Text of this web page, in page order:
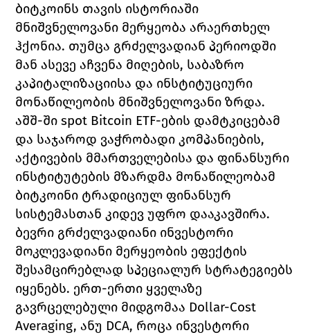
ბიტკოინს თავის ისტორიაში
მნიშვნელოვანი მერყეობა არაერთხელ
ჰქონია. თუმცა გრძელვადიან პერიოდში
მან ასევე აჩვენა მიღების, საბაზრო
კაპიტალიზაციისა და ინსტიტუციური
მონაწილეობის მნიშვნელოვანი ზრდა.
აშშ-ში spot Bitcoin ETF-ების დამტკიცებამ
და საჯაროდ ვაჭრობადი კომპანიების,
აქტივების მმართველებისა და ფინანსური
ინსტიტუტების მზარდმა მონაწილეობამ
ბიტკოინი ტრადიციულ ფინანსურ
სისტემასთან კიდევ უფრო დააკავშირა.
ბევრი გრძელვადიანი ინვესტორი
მოკლევადიანი მერყეობის ეფექტის
შესამცირებლად სპეციალურ სტრატეგიებს
იყენებს. ერთ-ერთი ყველაზე
გავრცელებული მიდგომაა Dollar-Cost
Averaging, ანუ DCA, როცა ინვესტორი